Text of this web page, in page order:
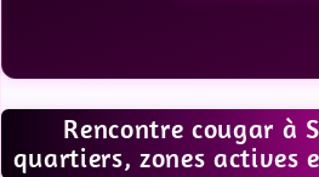
Rencontre cougar à
quartiers, zones actives